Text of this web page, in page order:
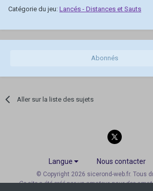
Catégorie du jeu: Lancés - Distances et Sauts
Abonnés
Aller sur la liste des sujets
Langue Nous contacter
© Copyright 2026 sicerond-web.fr. Tous
Ce site a été créé par un amateur, pour des